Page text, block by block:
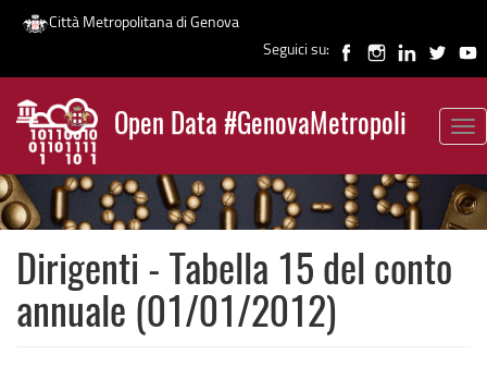
Salta
contenuto
principale
Città Metropolitana di Genova
Seguici su:
Open Data #GenovaMetropoli
News
Dirigenti - Tabella 15 del conto
annuale (01/01/2012)